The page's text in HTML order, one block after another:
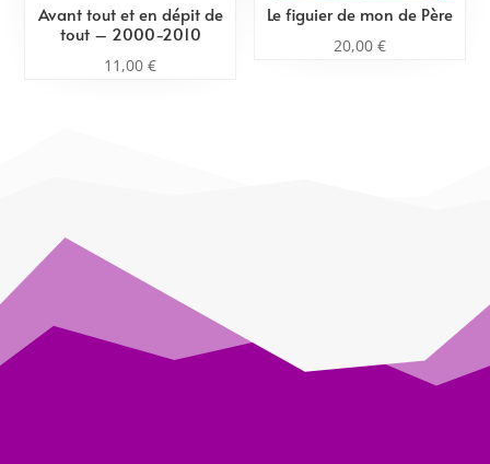
Avant tout et en dépit de
tout – 2000-2010
11,00€
Le figuier de mon de Père
20,00 €